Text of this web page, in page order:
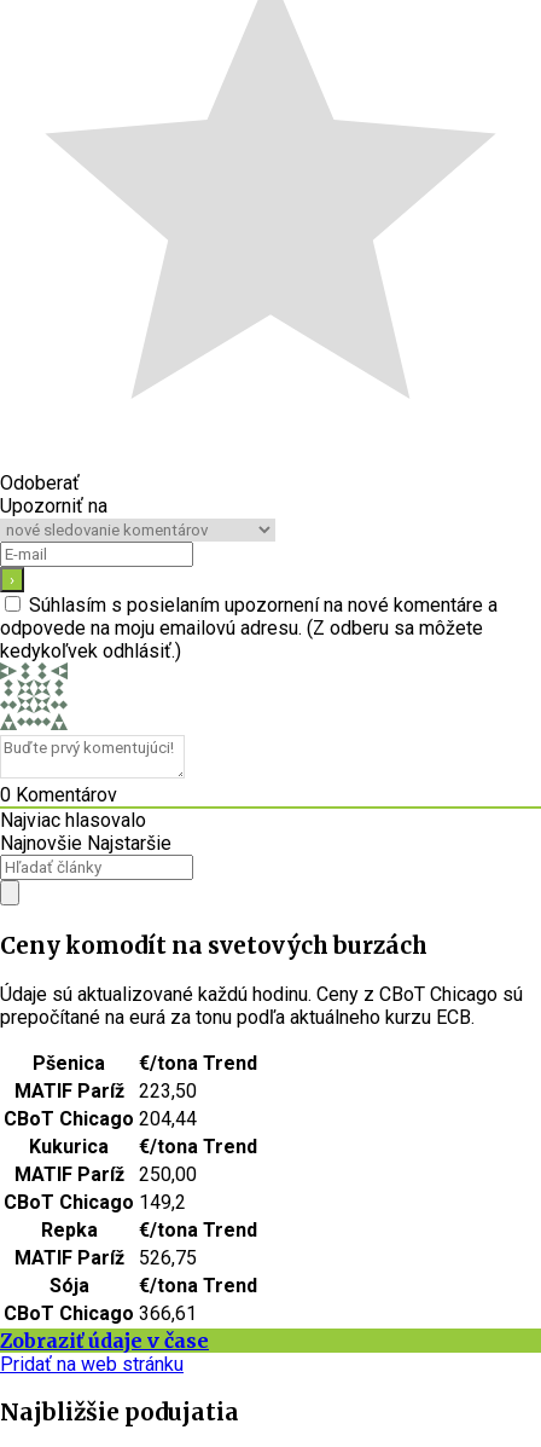
Odoberať
Upozorniť na
Súhlasím s posielaním upozornení na nové komentáre a
odpovede na moju emailovú adresu. (Z odberu sa môžete
kedykoľvek odhlásiť.)
0 Komentárov
Najviac hlasovalo
Najnovšie Najstaršie
Ceny komodít na svetových burzách
Údaje sú aktualizované každú hodinu. Ceny z CBoT Chicago sú
prepočítané na eurá za tonu podľa aktuálneho kurzu ECB.
Pšenica
€/tona Trend
MATIF Paríž
223,50
CBoT Chicago 204,44
Kukurica
€/tona Trend
MATIF Paríž
250,00
CBoT Chicago 149,2
Repka
€/tona Trend
MATIF Paríž
526,75
Sója
€/tona Trend
CBoT Chicago 366,61
Zobraziť údaje v čase
Pridať na web stránku
Najbližšie podujatia